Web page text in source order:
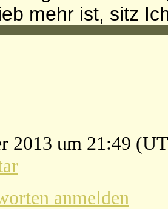
mehr ist, sitz
2013 um 21:49
anmelden